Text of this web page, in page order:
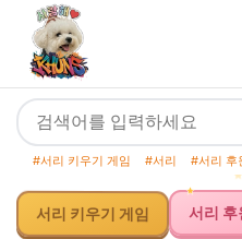
#서리 키우기 게임 #서리 #서리 후
서리 키우기 게임 서리 후